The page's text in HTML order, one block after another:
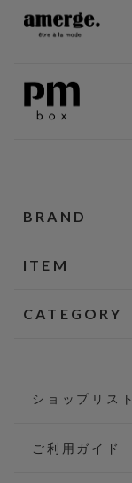
BRAND
ITEM
CATEGORY
ショップリスト
ご利用ガイド